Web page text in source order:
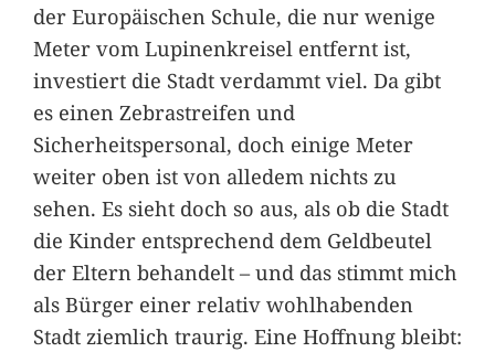
der Europäischen Schule, die nur wenige
Meter vom Lupinenkreisel entfernt ist,
investiert die Stadt verdammt viel. Da gibt
es einen Zebrastreifen und
Sicherheitspersonal, doch einige Meter
weiter oben ist von alledem nichts zu
sehen. Es sieht doch so aus, als ob die Stadt
die Kinder entsprechend dem Geldbeutel
der Eltern behandelt – und das stimmt mich
als Bürger einer relativ wohlhabenden
Stadt ziemlich traurig. Eine Hoffnung bleibt: